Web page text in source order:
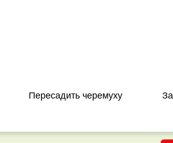
Пересадить черемуху